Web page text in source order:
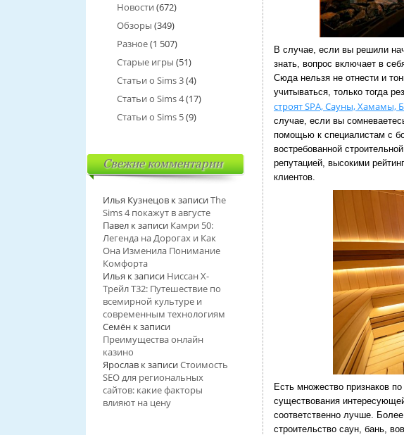
В случае, если вы решили
знать, вопрос включает в
Сюда нельзя не отнести и
учитываться, только тогда
строят SPA, Сауны, Хамамы,
случае, если вы
помощью к специалистам с
востребованной
репутацией, высокими
клиентов.
Есть множество признаков
существования
соответственно лучше.
строительство саун, бань,
Новости (672)
Обзоры (349)
Разное(1 507)
Старые игры (51)
Статьи о Sims 3(4)
Статьи о Sims 4(17)
Статьи о Sims 5(9)
Свежие комментарии
Илья Кузнецов к записиThe
Sims 4 покажут в августе
Павел к записи Камри 50:
Легенда на Дорогах и Как
Она Изменила Понимание
Комфорта
Илья к записи Ниссан Х-
Трейл T32: Путешествие по
всемирной культуре и
современным технологиям
Семён к записи
Преимущества онлайн
казино
Ярослав к записиСтоимость
SEO для региональных
сайтов: какие факторы
влияют на цену